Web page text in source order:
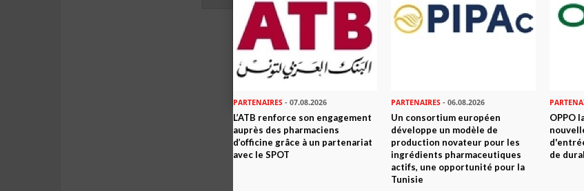
Envoyer
PARTENAIRES - 07.08.2026
L’ATB renforce son engagement
auprès des pharmaciens
d’officine grâce à un partenariat
avec le SPOT
PARTENAIRES - 06.08.2026
Un consortium européen
développe un modèle de
production novateur pour les
ingrédients pharmaceutiques
actifs, une opportunité pour la
Tunisie
OPPO
de